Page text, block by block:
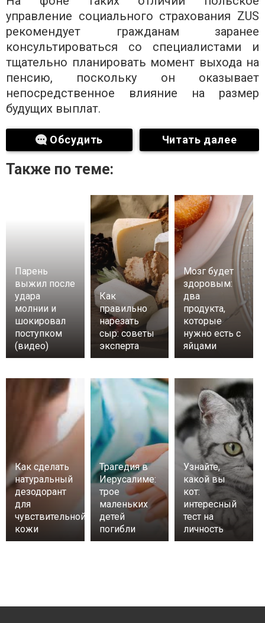
управление социального страхования ZUS
рекомендует гражданам заранее
консультироваться со специалистами и
тщательно планировать момент выхода на
пенсию, поскольку он оказывает
непосредственное влияние на размер
будущих выплат.
Обсудить Читать далее
Также по теме:
Парень
выжил после
удара
молнии и
шокировал
поступком
(видео)
Как
правильно
нарезать
сыр: советы
эксперта
Мозг будет
здоровым:
два
продукта,
которые
нужно есть с
яйцами
Как сделать
натуральный
дезодорант
для
чувствительной
кожи
Трагедия в
Иерусалиме:
трое
маленьких
детей
погибли
Узнайте,
какой вы
кот:
интересный
тест на
личность